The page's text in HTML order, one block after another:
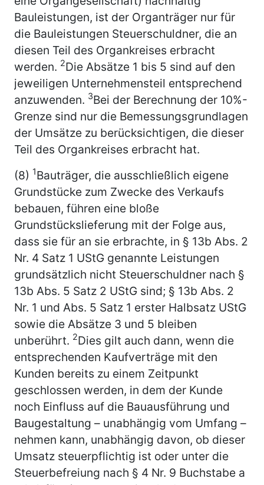
Bauleistungen, ist der Organträger nur für
die Bauleistungen Steuerschuldner, die an
diesen Teil des Organkreises erbracht
werden. 2Die Absätze 1 bis 5 sind auf den
jeweiligen Unternehmensteil entsprechend
anzuwenden. 3Bei der Berechnung der 10%-
Grenze sind nur die Bemessungsgrundlagen
der Umsätze zu berücksichtigen, die dieser
Teil des Organkreises erbracht hat.
(8) 1Bauträger, die ausschließlich eigene
Grundstücke zum Zwecke des Verkaufs
bebauen, führen eine bloße
Grundstückslieferung mit der Folge aus,
dass sie für an sie erbrachte, in § 13b Abs. 2
Nr. 4 Satz 1 UStG genannte Leistungen
grundsätzlich nicht Steuerschuldner nach §
13b Abs. 5 Satz 2 UStG sind; § 13b Abs. 2
Nr. 1 und Abs. 5 Satz 1 erster Halbsatz UStG
sowie die Absätze 3 und 5 bleiben
unberührt. 2Dies gilt auch dann, wenn die
entsprechenden Kaufverträge mit den
Kunden bereits zu einem Zeitpunkt
geschlossen werden, in dem der Kunde
noch Einfluss auf die Bauausführung und
Baugestaltung – unabhängig vom Umfang –
nehmen kann, unabhängig davon, ob dieser
Umsatz steuerpflichtig ist oder unter die
Steuerbefreiung nach § 4 Nr. 9 Buchstabe a